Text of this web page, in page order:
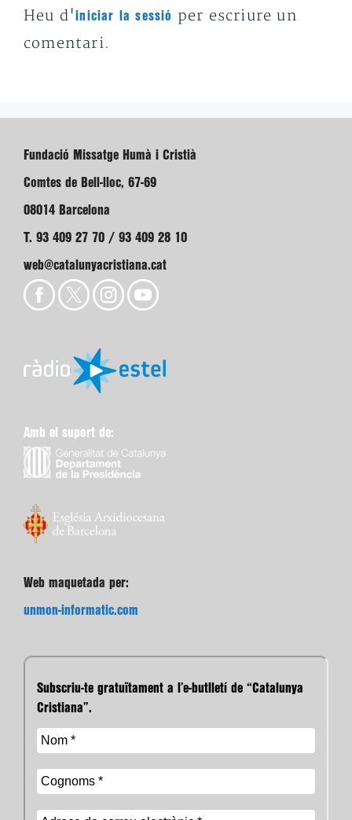
Heu d'iniciar la sessió
per escriure un
comentari.
Fundació Missatge Humà i Cristià
Comtes de Bell-lloc, 67-69
08014 Barcelona
T. 93 409 27 70 / 93 409 28 10
web@catalunyacristiana.cat
Amb el suport de:
Web maquetada per:
unmon-informatic.com
Subscriu-te gratuïtament a l’e-butlletí de “Catalunya
Cristiana”.